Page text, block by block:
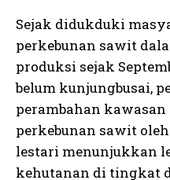
Sejak didukduki
perkebunan sawit
produksi sejak
belum kunjungbusai,
perambahan
perkebunan sawit
lestari menunjukkan
kehutanan di tingkat